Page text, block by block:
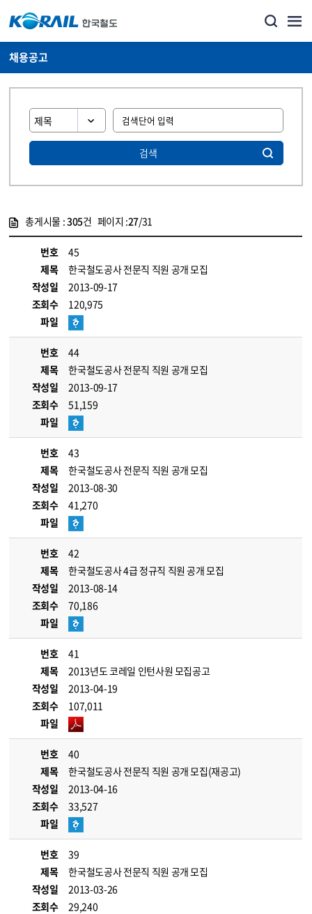
채용공고
검색
총게시물 :305건 페이지 :27/31
번호
45
제목
한국철도공사 전문직 직원 공개 모집
작성일
2013-09-17
조회수
120,975
파일
번호
44
제목
한국철도공사 전문직 직원 공개 모집
작성일
2013-09-17
조회수
51,159
파일
번호
43
제목
한국철도공사 전문직 직원 공개 모집
작성일
2013-08-30
조회수
41,270
파일
번호
42
제목
한국철도공사 4급 정규직 직원 공개 모집
작성일
2013-08-14
조회수
70,186
파일
번호
41
제목
2013년도 코레일 인턴사원 모집공고
작성일
2013-04-19
조회수
107,011
파일
번호
40
제목
한국철도공사 전문직 직원 공개 모집(재공고)
작성일
2013-04-16
조회수
33,527
파일
번호
39
제목
한국철도공사 전문직 직원 공개 모집
작성일
2013-03-26
조회수
29,240